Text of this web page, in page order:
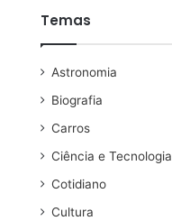
Temas
Astronomia
Biografia
Carros
Ciência e Tecnologia
Cotidiano
Cultura